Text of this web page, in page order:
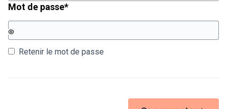
Mot de passe*Champ obligatoire
Retenir le mot de passe